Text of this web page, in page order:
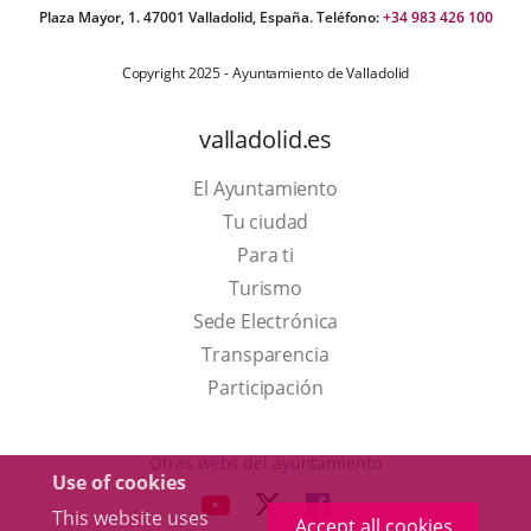
Use of cookies
This website uses
Plaza Mayor, 1. 47001 Valladolid, España. Teléfono:+34 983 426 100
Copyright 2025 - Ayuntamiento de Valladolid
valladolid.es
El Ayuntamiento
Tu ciudad
Para ti
TurismoThis
link
will
open
a
up
Sede Electrónica
Transparencia
Participación
Otras webs del ayuntamiento
LINK LINKLINK